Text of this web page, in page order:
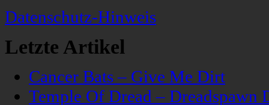
Datenschutz-Hinweis
Letzte Artikel
Cancer Bats – Give Me Dirt
Temple Of Dread – Dreadspawn